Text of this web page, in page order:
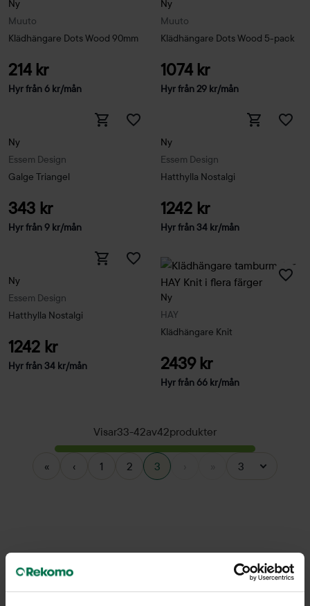
Muuto
Ny
Klädhängare Dots Wood 90mm
214 kr
Hyr från6 kr/mån
Muuto
Ny
Klädhängare Dots Wood 5-pack
1074 kr
Hyr från29 kr/mån
Essem Design
Ny
Galge Triangel
343 kr
Hyr från9 kr/mån
Essem Design
Ny
Hatthylla Nostalgi
1242 kr
Hyr från34 kr/mån
Essem Design
Ny
Hatthylla Nostalgi
1242 kr
Hyr från34 kr/mån
HAY
Ny
Klädhängare Knit
2439 kr
Hyr från66 kr/mån
Visar33-42av42produkter
« ‹ 1 2 3 3